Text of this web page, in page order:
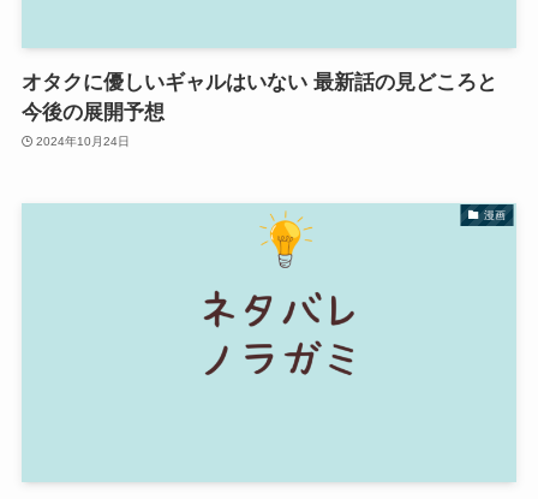
オタクに優しいギャルはいない 最新話の見どころと
今後の展開予想
2024年10月24日
漫画